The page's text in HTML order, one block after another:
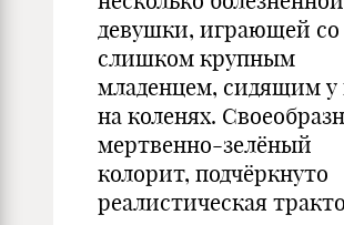
девушки, играющей со
слишком крупным
младенцем, сидящим у
на коленях.
мертвенно-зелёный
колорит, подчёркнуто
реалистическая